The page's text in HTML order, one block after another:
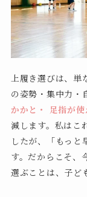
上履き選びは、単
の姿勢・集中力・
かかと・ 足指が
減します。私はこ
したが、「もっと
す。だからこそ、
選ぶことは、子ど